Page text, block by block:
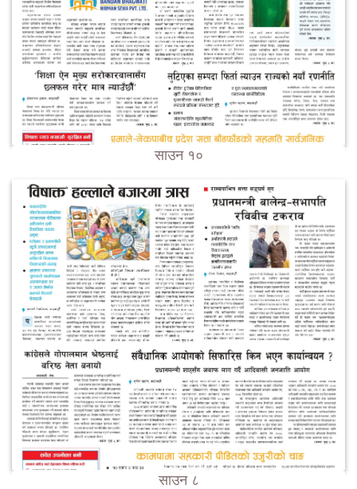
साउन १०
साउन ८